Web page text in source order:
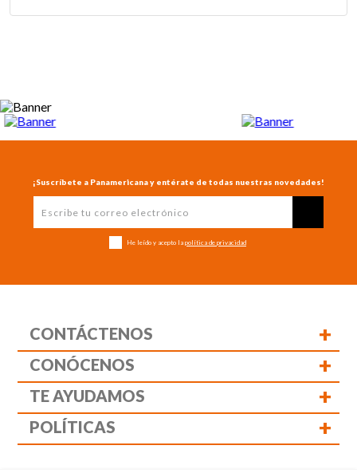
¡Suscríbete a Panamericana y entérate de todas nuestras novedades!
He leído y acepto la política de privacidad
CONTÁCTENOS +
CONÓCENOS +
TE AYUDAMOS +
POLÍTICAS +